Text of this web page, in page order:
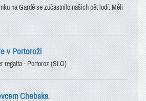
na Gardě se zúčastnilo našich pět lodí. Měli
v Portoroži
regatta - Portoroz (SLO)
Chebska